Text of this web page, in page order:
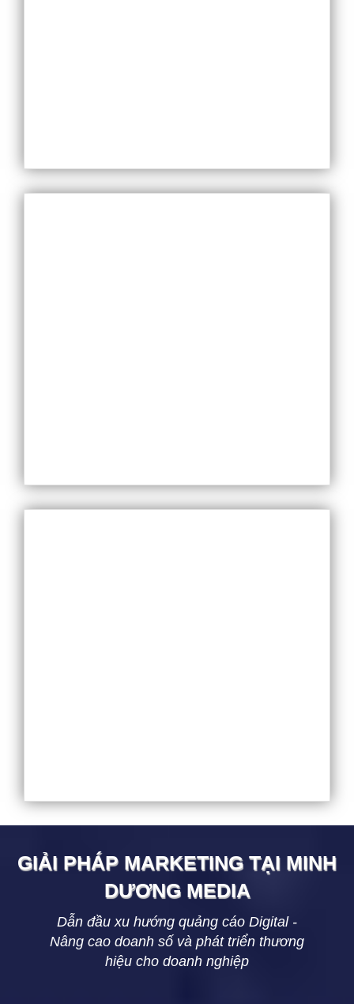
GIẢI PHÁP MARKETING TẠI MINH
DƯƠNGMEDIA
Dẫn đầu xu hướng quảng cáo Digital -
Nâng cao doanh số và phát triển thương
hiệu cho doanh nghiệp